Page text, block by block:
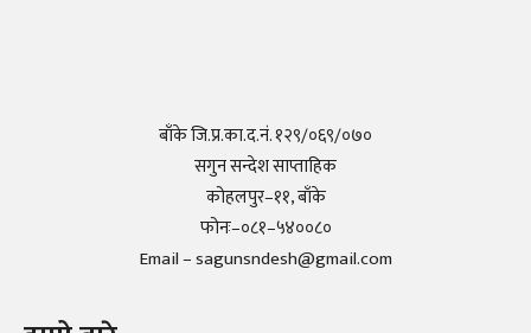
बाँके जि.प्र.का.द.नं. १२९/०६९/०७०
सगुन सन्देश साप्ताहिक
कोहलपुर–११, बाँके
फोनः–०८१–५४००८०
Email – sagunsndesh@gmail.com